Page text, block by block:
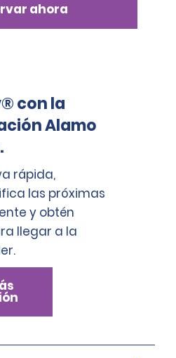
ahora
con la
Alamo
rápida,
las próximas
y obtén
llegar a la